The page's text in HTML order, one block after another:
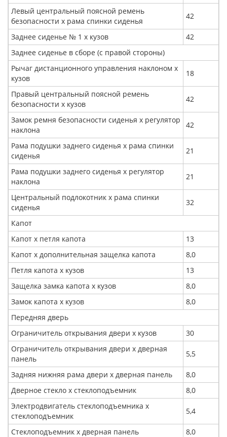
Левый центральный поясной ремень
безопасности x рама спинки сиденья
42
Заднее сиденье № 1 x кузов
42
Заднее сиденье в сборе (с правой стороны)
Рычаг дистанционного управления наклоном x
кузов
18
Правый центральный поясной ремень
безопасности x кузов
42
Замок ремня безопасности сиденья x регулятор
наклона
42
Рама подушки заднего сиденья x рама спинки
сиденья
21
Рама подушки заднего сиденья x регулятор
наклона
21
Центральный подлокотник х рама спинки
сиденья
32
Капот
Капот х петля капота
13
Капот х дополнительная защелка капота
8,0
Петля капота x кузов
13
Защелка замка капота x кузов
8,0
Замок капота х кузов
8,0
Передняя дверь
Ограничитель открывания двери х кузов
30
Ограничитель открывания двери x дверная
панель
5,5
Задняя нижняя рама двери x дверная панель
8,0
Дверное стекло x стеклоподъемник
8,0
Электродвигатель стеклоподъемника x
стеклоподъемник
5,4
Стеклоподъемник x дверная панель
8,0